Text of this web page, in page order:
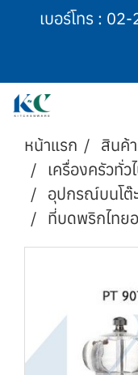
เบอร์โทร : 02-
หน้าแรก สินค้
เครื่องครัวทั่ว
อุปกรณ์บนโต๊
ที่บดพริกไทย